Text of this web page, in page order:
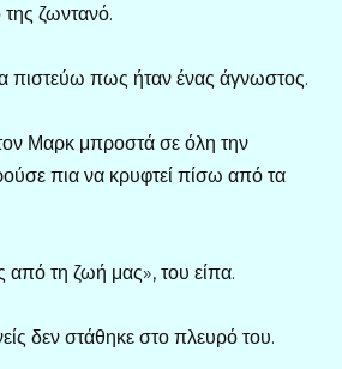
ζωντανό.
πιστεύω πως ήταν ένας άγνωστος.
Μαρκ μπροστά σε όλη την
πια να κρυφτεί πίσω από τα
από τη ζωή μας», του είπα.
δεν στάθηκε στο πλευρό του.